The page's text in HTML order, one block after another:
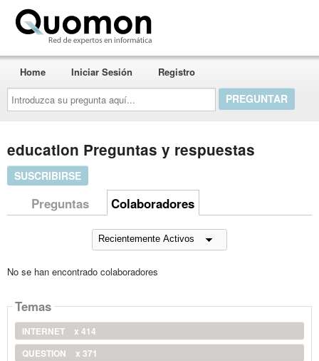
Introduzca
su
pregunta
aquí...
Home Iniciar Sesión Registro
education Preguntas y respuestas
SUSCRIBIRSE
Preguntas Colaboradores
No se han encontrado colaboradores
Temas
INTERNET
x 414
QUESTION
x 371